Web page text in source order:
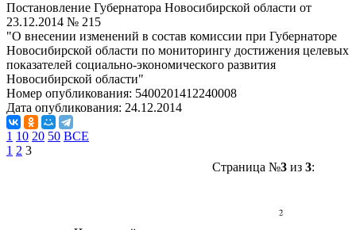
Постановление Губернатора Новосибирской области от
23.12.2014 № 215
"О внесении изменений в состав комиссии при Губернаторе
Новосибирской области по мониторингу достижения целевых
показателей социально-экономического развития
Новосибирской области"
Номер опубликования: 5400201412240008
Дата опубликования: 24.12.2014
1 10 20 50 ВСЕ
1 2 3
Страница №3из 3: